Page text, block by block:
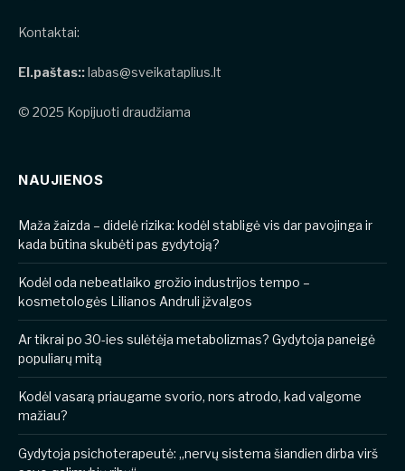
Kontaktai:
El.paštas::labas@sveikataplius.lt
© 2025 Kopijuoti draudžiama
NAUJIENOS
​​Maža žaizda – didelė rizika: kodėl stabligė vis dar pavojinga ir
kada būtina skubėti pas gydytoją?
Kodėl oda nebeatlaiko grožio industrijos tempo –
kosmetologės Lilianos Andruli įžvalgos
Ar tikrai po 30-ies sulėtėja metabolizmas? Gydytoja paneigė
populiarų mitą
Kodėl vasarą priaugame svorio, nors atrodo, kad valgome
mažiau?
Gydytoja psichoterapeutė: „nervų sistema šiandien dirba virš